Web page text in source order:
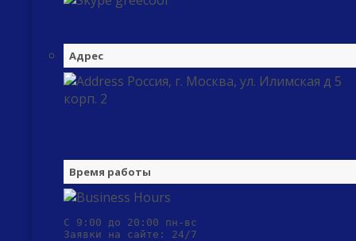
Адрес
Россия, г. Москва, ул. Илимская д 5
корп. 2
Время работы
С 9:00 до 20:00 пн-вс
Заявки на сайте: 24/7